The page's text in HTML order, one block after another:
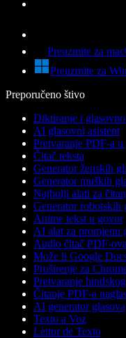
Preuzmite za
Preuzmite za
Preporučeno štivo
Diktiranje i
AI glasovni asistent
Pretvaranje PDF-a
Čitač teksta
Generator ženskih
Generator muških
Najbolji alati za
Generator robotskih
Anime tekst u govor
AI alat za promjenu
Audio čitač PDF-ova
Može li Google
Proširenje za
Pretvaranje
Čitanje PDF-a
AI generator glasova
Texto a Voz
Leitor de Texto